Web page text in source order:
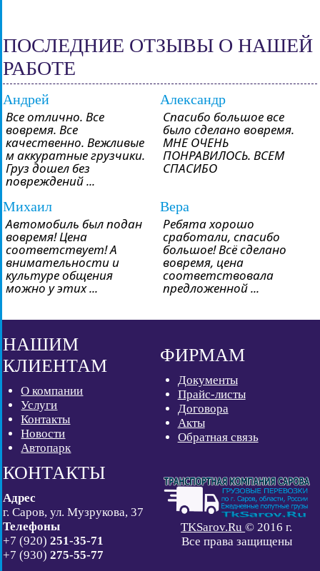
ПОСЛЕДНИЕ ОТЗЫВЫ О НАШЕЙ
РАБОТЕ
Андрей
Все отлично. Все
вовремя. Все
качественно. Вежливые
м аккуратные грузчики.
Груз дошел без
повреждений ...
Александр
Спасибо большое все
было сделано вовремя.
МНЕ ОЧЕНЬ
ПОНРАВИЛОСЬ. ВСЕМ
СПАСИБО
Михаил
Автомобиль был подан
вовремя! Цена
соответствует! А
внимательности и
культуре общения
можно у этих ...
Вера
Ребята хорошо
сработали, спасибо
большое! Всё сделано
вовремя, цена
соответствовала
предложенной ...
НАШИМ
КЛИЕНТАМ
О компании
Услуги
Контакты
Новости
Автопарк
ФИРМАМ
Документы
Прайс-листы
Договора
Акты
Обратная связь
КОНТАКТЫ
Адрес
г. Саров, ул. Музрукова, 37
Телефоны
+7 (920)251-35-71
+7 (930)275-55-77
TKSarov.Ru© 2016 г.
Все права защищены